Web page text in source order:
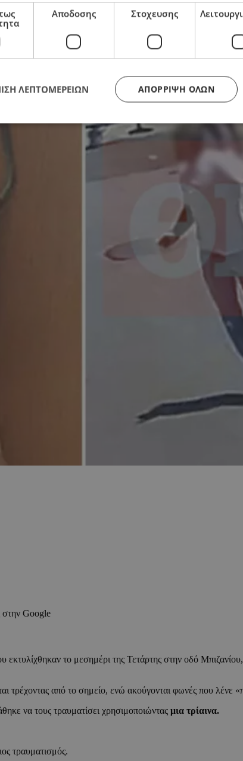
στην Google
εκτυλίχθηκαν το μεσημέρι της Τετάρτης στην οδό
τρέχοντας από το σημείο, ενώ ακούγονται φωνές που λένε
να τους τραυματίσει χρησιμοποιώντας μια τρίαινα.
τραυματισμός.
Αποδοσης Στοχευσης
ΑΠΌΡΡΙΨΗ ΌΛΩΝ
ΛΕΠΤΟΜΕΡΕΙΩΝ